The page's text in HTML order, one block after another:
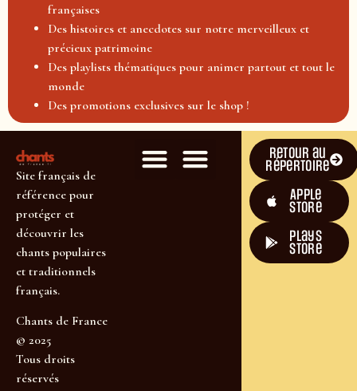
françaises
Des histoires et anecdotes sur notre merveilleux et
précieux patrimoine
Des playlists thématiques pour animer partout et tout le
monde
Des promotions exclusives sur le shop !
Site français de
référence pour
protéger et
découvrir les
chants populaires
et traditionnels
français.
Chants de France
© 2025
Tous droits
réservés
Retour au
répertoire
Apple
Store
plays
store